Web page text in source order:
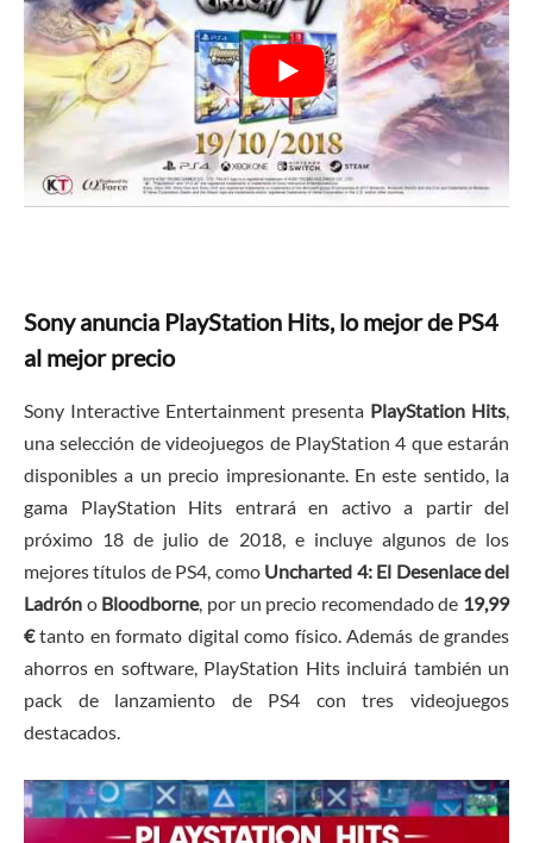
Sony anuncia PlayStation Hits, lo mejor de PS4
al mejor precio
Sony Interactive Entertainment presenta PlayStation Hits
una selección de videojuegos de PlayStation 4 que estarán
disponibles a un precio impresionante. En este sentido, la
gama PlayStation Hits entrará en activo a partir del
próximo 18 de julio de 2018, e incluye algunos de los
mejores títulos de PS4, como Uncharted 4: El Desenlace del
Ladrón o Bloodborne, por un precio recomendado de 19,99
€tanto en formato digital como físico. Además de grandes
ahorros en software, PlayStation Hits incluirá también un
pack de lanzamiento de PS4 con tres videojuegos
destacados.